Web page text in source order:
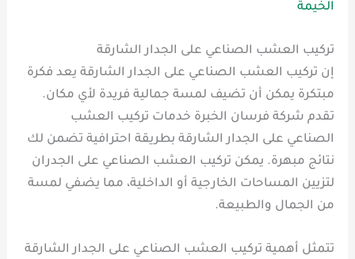
الخيمة
تركيب العشب الصناعي على الجدار الشارقة
إن تركيب العشب الصناعي على الجدار الشارقة يعد فكرة
مبتكرة يمكن أن تضيف لمسة جمالية فريدة لأي مكان.
تقدم شركة فرسان الخبرة خدمات تركيب العشب
الصناعي على الجدار الشارقة بطريقة احترافية تضمن لك
نتائج مبهرة. يمكن تركيب العشب الصناعي على الجدران
لتزيين المساحات الخارجية أو الداخلية، مما يضفي لمسة
من الجمال والطبيعة.
تتمثل أهمية تركيب العشب الصناعي على الجدار الشارقة